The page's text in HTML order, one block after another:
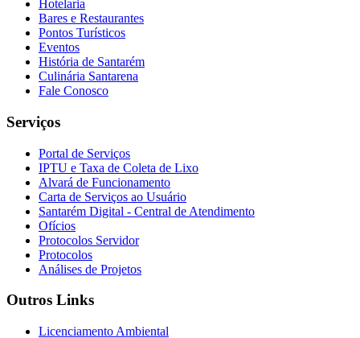
Hotelaria
Bares e Restaurantes
Pontos Turísticos
Eventos
História de Santarém
Culinária Santarena
Fale Conosco
Serviços
Portal de Serviços
IPTU e Taxa de Coleta de Lixo
Alvará de Funcionamento
Carta de Serviços ao Usuário
Santarém Digital - Central de Atendimento
Ofícios
Protocolos Servidor
Protocolos
Análises de Projetos
Outros Links
Licenciamento Ambiental